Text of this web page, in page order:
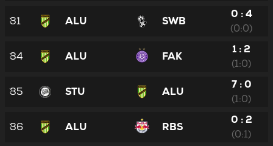
31 ALU SWB
0 : 4
(0:0)
34 ALU FAK
1 : 2
(1:0)
35 STU ALU
7 : 0
(1:0)
36 ALU RBS
0 : 2
(0:1)